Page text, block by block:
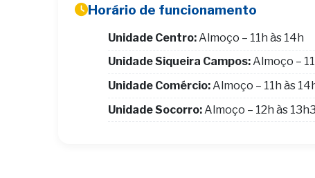
Horário de funcionamento
Unidade Centro: Almoço – 11h às 14h
Unidade Siqueira Campos:Almoço –
Unidade Comércio:Almoço – 11h às
Unidade Socorro: Almoço – 12h às